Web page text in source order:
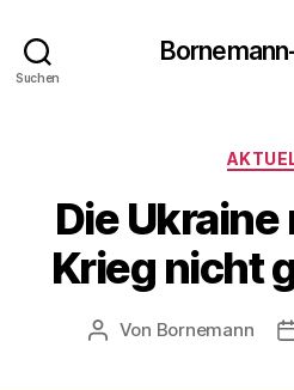
Suchen
Die
Krieg nicht
Beitragsautor
Von Bornemann